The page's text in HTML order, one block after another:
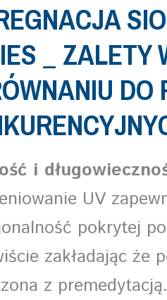
_ ZALETY
DO
i
UV
pokrytej
zakładając że
z